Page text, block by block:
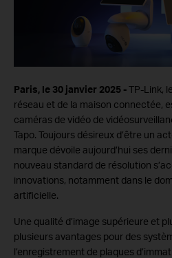
Paris, le 30 janvier 2025 -TP-Link,
réseau et de la maison connectée,
caméras de vidéo de
Tapo. Toujours désireux d’être un
marque dévoile aujourd’hui ses
nouveau standard de résolution
innovations, notamment dans le
artificielle.
Une qualité d’image supérieure et
plusieurs avantages pour des
l’enregistrement de plaques